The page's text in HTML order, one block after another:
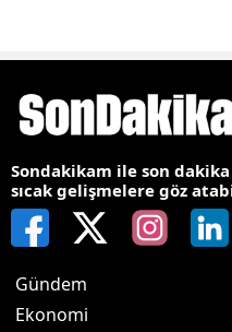
Sondakikam ile son
sıcak gelişmelere göz
Gündem
Ekonomi